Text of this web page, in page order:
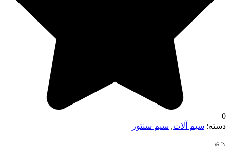
0
دسته: سیم آلات, سیم سنتور